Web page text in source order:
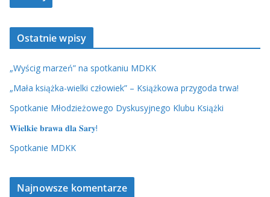
Ostatnie wpisy
„Wyścig marzeń” na spotkaniu MDKK
„Mała książka-wielki człowiek” – Książkowa przygoda trwa!
Spotkanie Młodzieżowego Dyskusyjnego Klubu Książki
𝐖𝐢𝐞𝐥𝐤𝐢𝐞 𝐛𝐫𝐚𝐰𝐚 𝐝𝐥𝐚 𝐒𝐚𝐫𝐲!
Spotkanie MDKK
Najnowsze komentarze